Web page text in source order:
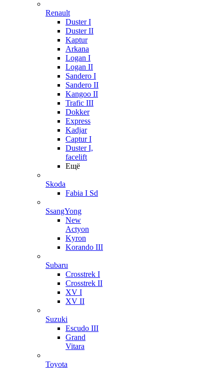
Renault
Duster I
Duster II
Kaptur
Arkana
Logan I
Logan II
Sandero I
Sandero II
Kangoo II
Trafic III
Dokker
Express
Kadjar
Captur I
Duster I,
facelift
Ещё
Skoda
Fabia I Sd
SsangYong
New
Actyon
Kyron
Korando III
Subaru
Crosstrek I
Crosstrek II
XV I
XV II
Suzuki
Escudo III
Grand
Vitara
Toyota